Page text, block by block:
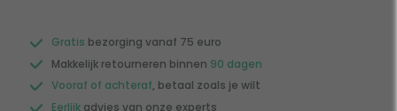
Gratis bezorging vanaf 75 euro
Makkelijk retourneren binnen 90 dagen
Vooraf of achteraf, betaal zoals je wilt
Eerlijk advies van onze experts